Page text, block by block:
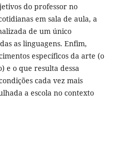
do professor no
em sala de aula, a
de um único
as linguagens. Enfim,
específicos da arte (o
e o que resulta dessa
cada vez mais
a escola no contexto